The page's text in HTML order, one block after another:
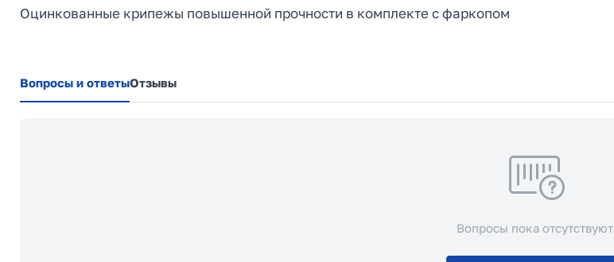
Оцинкованные крипежы повышенной прочности в комплекте с фаркопом
Вопросы и ответыОтзывы
Вопросы пока отсутствуют